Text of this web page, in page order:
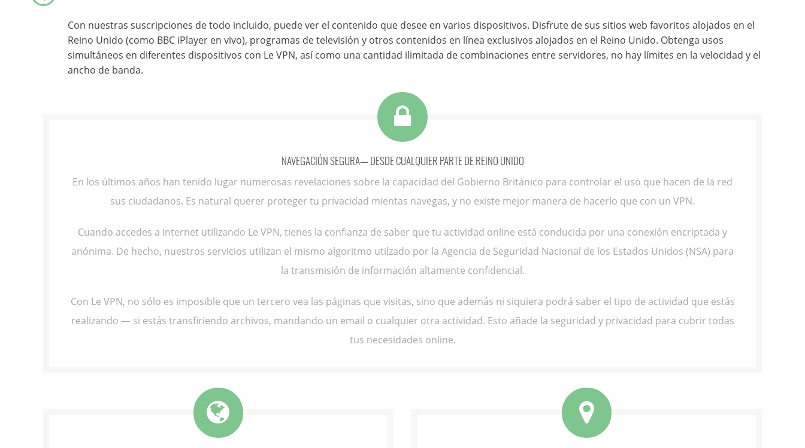
Con nuestras suscripciones de todo incluido, puede ver el contenido que desee en varios dispositivos. Disfrute de sus sitios web favoritos alojados en el
Reino Unido (como BBC iPlayer en vivo), programas de televisión y otros contenidos en línea exclusivos alojados en el Reino Unido. Obtenga usos
simultáneos en diferentes dispositivos con Le VPN, así como una cantidad ilimitada de combinaciones entre servidores, no hay límites en la velocidad y el
ancho de banda.
NAVEGACIÓN SEGURA— DESDE CUALQUIER PARTE DE REINO UNIDO
En los últimos años han tenido lugar numerosas revelaciones sobre la capacidad del Gobierno Británico para controlar el uso que hacen de la red
sus ciudadanos. Es natural querer proteger tu privacidad mientas navegas, y no existe mejor manera de hacerlo que con un VPN.
Cuando accedes a Internet utilizando Le VPN, tienes la confianza de saber que tu actividad online está conducida por una conexión encriptada y
anónima. De hecho, nuestros servicios utilizan el mismo algoritmo utilzado por la Agencia de Seguridad Nacional de los Estados Unidos (NSA) para
la transmisión de información altamente confidencial.
Con Le VPN, no sólo es imposible que un tercero vea las páginas que visitas, sino que además ni siquiera podrá saber el tipo de actividad que estás
realizando — si estás transfiriendo archivos, mandando un email o cualquier otra actividad. Esto añade la seguridad y privacidad para cubrir todas
tus necesidades online.